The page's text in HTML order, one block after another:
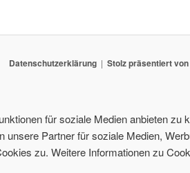
Datenschutzerklärung Stolz präsentiert
für soziale Medien anbieten zu
Partner für soziale Medien,
zu. Weitere Informationen zu